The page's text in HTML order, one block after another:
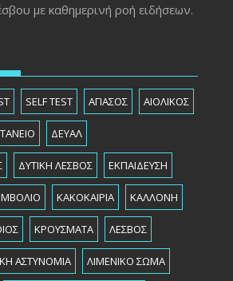
με καθημερινή ροή ειδήσεων.
SELF TEST ΑΓΙΑΣΟΣ ΑΙΟΛΙΚΟΣ
ΔΕΥΑΛ
ΔΥΤΙΚΗ ΛΕΣΒΟΣ ΕΚΠΑΙΔΕΥΣΗ
ΚΑΚΟΚΑΙΡΙΑ ΚΑΛΛΟΝΗ
ΚΡΟΥΣΜΑΤΑ ΛΕΣΒΟΣ
ΑΣΤΥΝΟΜΙΑ ΛΙΜΕΝΙΚΟ ΣΩΜΑ